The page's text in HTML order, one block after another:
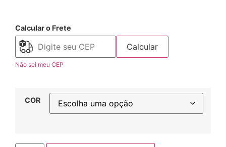
Calcular o Frete
Calcular
Não sei meu CEP
COR